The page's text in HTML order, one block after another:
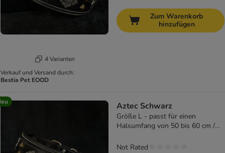
4 Varianten
Verkauf und Versand durch:
Bestia Pet EOOD
Zum Warenkorb
hinzufügen
Aztec Schwarz
Größe L - passt für einen
Halsumfang von 50 bis 60 cm /
Not Rated